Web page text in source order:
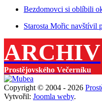
Bezdomovci si oblíbili
Starosta Mořic navštívil
ARCHIV
Prostějovského Večerníku
Copyright © 2004 - 2026
Vytvořil: Joomla weby.